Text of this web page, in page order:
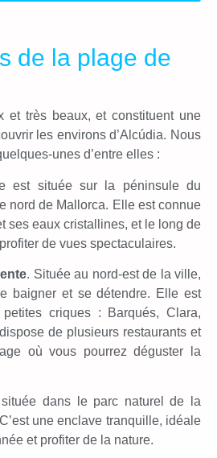
de la plage de
et très beaux, et constituent une
les environs d’Alcúdia. Nous
unes d’entre elles :
est située sur la péninsule du
nord de Mallorca. Elle est connue
ses eaux cristallines, et le long de
de vues spectaculaires.
. Située au nord-est de la ville,
baigner et se détendre. Elle est
criques : Barqués, Clara,
de plusieurs restaurants et
où vous pourrez déguster la
dans le parc naturel de la
une enclave tranquille, idéale
et profiter de la nature.